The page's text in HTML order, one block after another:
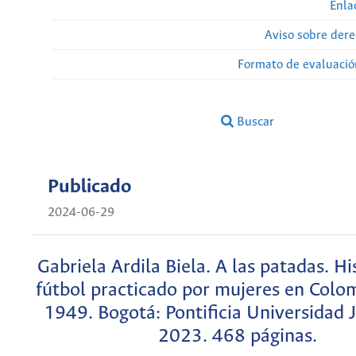
Aviso sobre
Formato de
Buscar
Publicado
2024-06-29
Gabriela Ardila Biela. A las patadas.
fútbol practicado por mujeres en
1949. Bogotá: Pontificia Universidad
2023. 468 páginas.